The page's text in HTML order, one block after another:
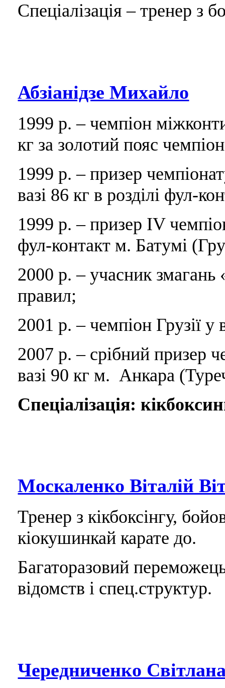
Спеціалізація – тренер з
Абзіанідзе Михайло
1999 р. – чемпіон
кг за золотий пояс
1999 р. – призер
вазі 86 кг в розділі фул-
1999 р. – призер IV
фул-контакт м. Батумі
2000 р. – учасник змагань
правил;
2001 р. – чемпіон Грузії у
2007 р. – срібний призер
вазі 90 кг м. Анкара
Спеціалізація:
Москаленко Віталій
Тренер з кікбоксінгу,
кіокушинкай карате до.
Багаторазовий
відомств і спец.структур.
Чередниченко